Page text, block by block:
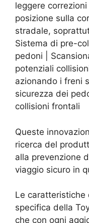
leggere
posizione sulla
stradale,
Sistema di pre-
pedoni |
potenziali
azionando i freni
sicurezza dei
collisioni frontali
Queste
ricerca del
alla prevenzione
viaggio sicuro in
Le caratteristiche
specifica della
che con ogni